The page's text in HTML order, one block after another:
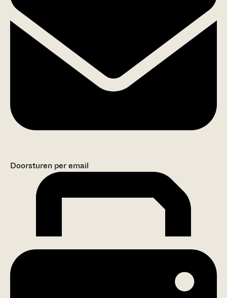
Doorsturen per email